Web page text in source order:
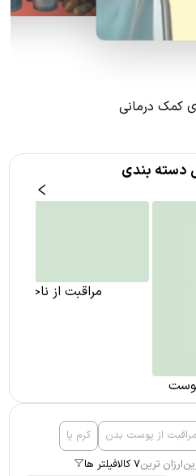
کمک درمانی
دسته بندی
مراقبت از پوست بدن
کرم پا
ارزان ترین7 کالا فیلتر ها